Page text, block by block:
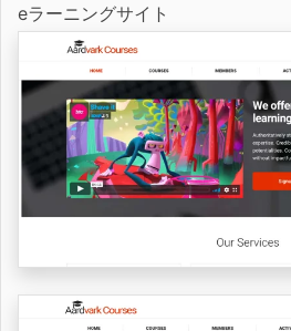
eラーニングサイト